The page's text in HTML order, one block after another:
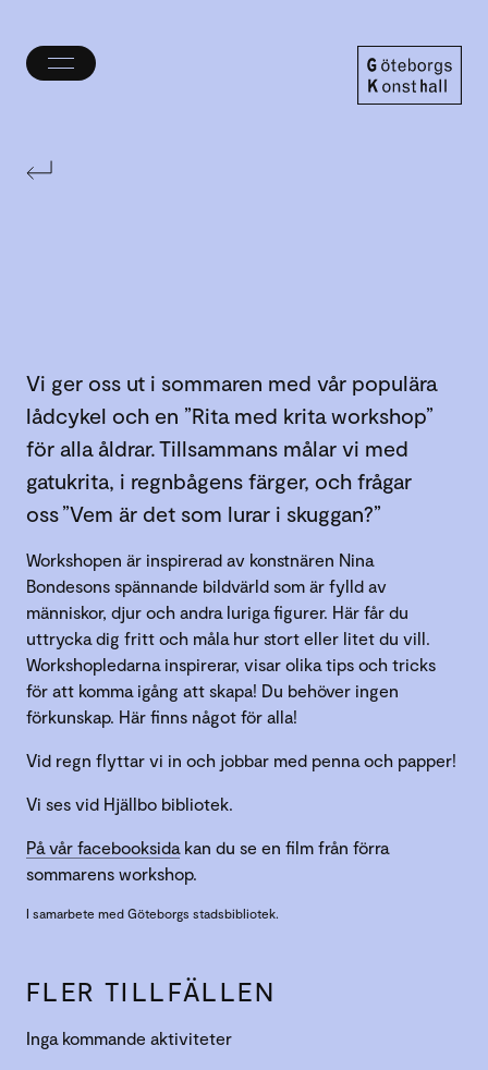
Öppna/stäng
Vi ger oss ut i sommaren med vår populära
lådcykel och en ”Rita med krita workshop”
för alla åldrar. Tillsammans målar vi med
gatukrita, i regnbågens färger, och frågar
oss ”Vem är det som lurar i skuggan?”
Workshopen är inspirerad av konstnären Nina
Bondesons spännande bildvärld som är fylld av
människor, djur och andra luriga figurer. Här får du
uttrycka dig fritt och måla hur stort eller litet du vill.
Workshopledarna inspirerar, visar olika tips och tricks
för att komma igång att skapa! Du behöver ingen
förkunskap. Här finns något för alla!
Vid regn flyttar vi in och jobbar med penna och papper!
Vi ses vid Hjällbo bibliotek.
På vår facebooksida kan du se en film från förra
sommarens workshop.
I samarbete med Göteborgs stadsbibliotek.
FLER TILLFÄLLEN
Inga kommande aktiviteter